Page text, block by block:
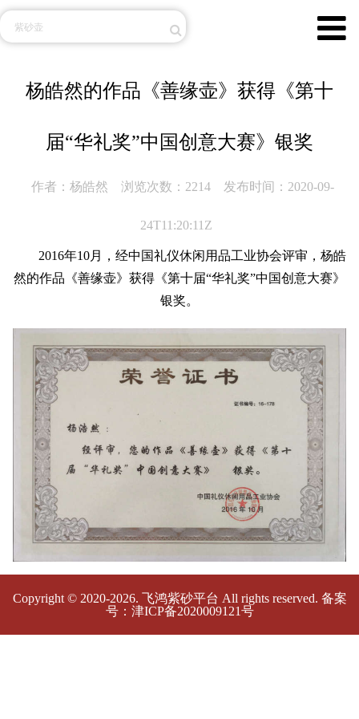
杨皓然的作品《善缘壶》获得《第十
届“华礼奖”中国创意大赛》银奖
作者：杨皓然 浏览次数：2214 发布时间：2020-09-
24T11:20:11Z
2016年10月，经中国礼仪休闲用品工业协会评审，杨皓
然的作品《善缘壶》获得《第十届“华礼奖”中国创意大赛》
银奖。
Copyright © 2020-2026. 飞鸿紫砂平台 All rights reserved. 备案
号： 津ICP备2020009121号